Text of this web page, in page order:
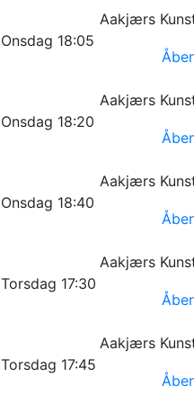
Onsdag 18:05
Aakjærs
Onsdag 18:20
Aakjærs
Onsdag 18:40
Aakjærs
Torsdag 17:30
Aakjærs
Torsdag 17:45
Aakjærs